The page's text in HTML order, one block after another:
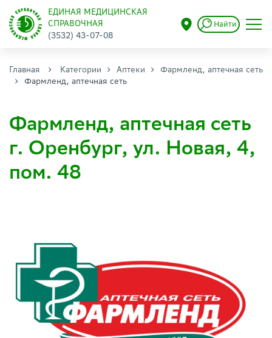
ЕДИНАЯ МЕДИЦИНСКАЯ
СПРАВОЧНАЯ
(3532) 43-07-08
Найти
Главная Категории Аптеки
Фармленд, аптечная сеть
Фармленд, аптечная сеть
Фармленд, аптечная сеть
г. Оренбург, ул. Новая, 4,
пом. 48